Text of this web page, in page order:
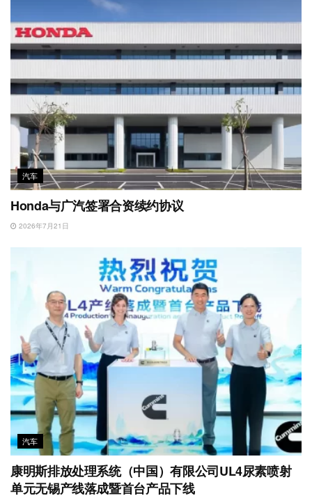
汽车
Honda与广汽签署合资续约协议
2026年7月21日
汽车
康明斯排放处理系统（中国）有限公司UL4尿素喷射
单元无锡产线落成暨首台产品下线